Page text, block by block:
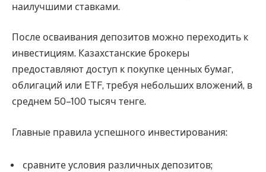
наилучшими ставками.
После осваивания депозитов можно переходить к
инвестициям. Казахстанские брокеры
предоставляют доступ к покупке ценных бумаг,
облигаций или ETF, требуя небольших вложений, в
среднем 50–100 тысяч тенге.
Главные правила успешного инвестирования:
сравните условия различных депозитов;